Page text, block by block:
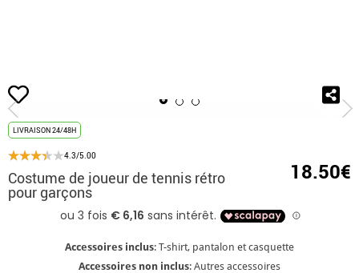
Accueil Costume de joueur
LIVRAISON 24/48H
4.3/5.00
Costume de joueur de tennis rétro
pour garçons
18.50€
Accessoires inclus: T-shirt, pantalon et casquette
Accessoires non inclus: Autres accessoires